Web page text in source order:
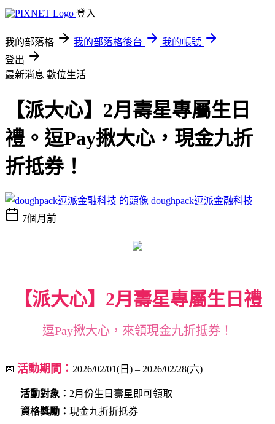
登入
我的部落格 我的部落格後台
我的帳號
登出
最新消息 數位生活
【派大心】2月壽星專屬生日
禮。逗Pay揪大心，現金九折
折抵券！
doughpack逗派金融科技
7個月前
【派大心】2月壽星專屬生日禮
逗Pay揪大心，來領現金九折抵券！
📅 活動期間： 2026/02/01(日) – 2026/02/28(六)
活動對象： 2月份生日壽星即可領取
資格獎勵： 現金九折折抵券